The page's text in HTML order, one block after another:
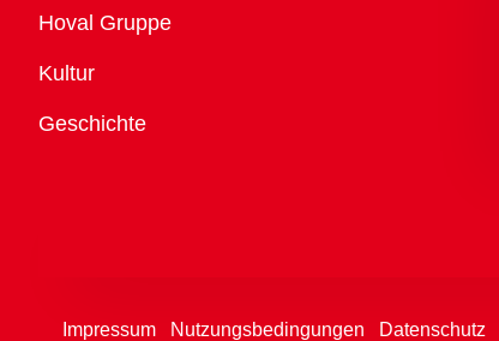
Übersicht
Hoval Gruppe
Kultur
Geschichte
Impressum Nutzungsbedingungen Datenschutz